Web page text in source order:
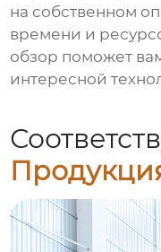
на собственном
времени и
обзор поможет
интересной